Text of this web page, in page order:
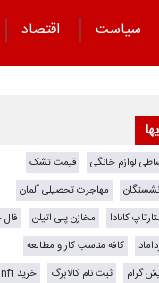
سیاست اقتصاد
لوازم خانگی
قیمت تشک
مهاجرت تحصیلی آلمان
کانادا
مخازن پلی اتیلن
کافه مناسب کار و مطالعه
گرام
ثبت نام کالابرگ
خرید nft